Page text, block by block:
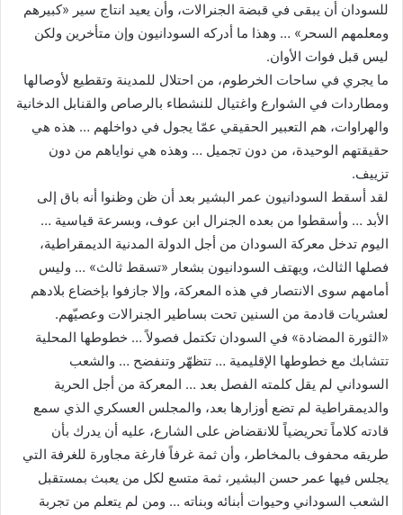
للسودان أن يبقى في قبضة الجنرالات، وأن يعيد انتاج سير «كبيرهم
ومعلمهم السحر» … وهذا ما أدركه السودانيون وإن متأخرين ولكن
ليس قبل فوات الأوان.
ما يجري في ساحات الخرطوم، من احتلال للمدينة وتقطيع لأوصالها
ومطاردات في الشوارع واغتيال للنشطاء بالرصاص والقنابل الدخانية
والهراوات، هم التعبير الحقيقي عمّا يجول في دواخلهم … هذه هي
حقيقتهم الوحيدة، من دون تجميل … وهذه هي نواياهم من دون
تزييف.
لقد أسقط السودانيون عمر البشير بعد أن ظن وظنوا أنه باق إلى
الأبد … وأسقطوا من بعده الجنرال ابن عوف، وبسرعة قياسية …
اليوم تدخل معركة السودان من أجل الدولة المدنية الديمقراطية،
فصلها الثالث، ويهتف السودانيون بشعار «تسقط ثالث» … وليس
أمامهم سوى الانتصار في هذه المعركة، وإلا جازفوا بإخضاع بلادهم
لعشريات قادمة من السنين تحت بساطير الجنرالات وعصيّهم.
«الثورة المضادة» في السودان تكتمل فصولاً … خطوطها المحلية
تتشابك مع خطوطها الإقليمية … تتظهّر وتنفضح … والشعب
السوداني لم يقل كلمته الفصل بعد … المعركة من أجل الحرية
والديمقراطية لم تضع أوزارها بعد، والمجلس العسكري الذي سمع
قادته كلاماً تحريضياً للانقضاض على الشارع، عليه أن يدرك بأن
طريقه محفوف بالمخاطر، وأن ثمة غرفاً فارغة مجاورة للغرفة التي
يجلس فيها عمر حسن البشير، ثمة متسع لكل من يعبث بمستقبل
الشعب السوداني وحيوات أبنائه وبناته … ومن لم يتعلم من تجربة